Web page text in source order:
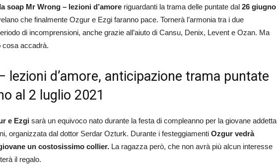
soap Mr Wrong – lezioni d’amore riguardanti la trama delle puntate dal 26 giugno
che finalmente Ozgur e Ezgi faranno pace. Tornerà l’armonia tra i due
di incomprensioni, anche grazie all’aiuto di Cansu, Denix, Levent e Ozan. Ma
cosa accadrà.
lezioni d’amore, anticipazione trama puntate
al 2 luglio 2021
e Ezgi sarà un equivoco nato durante la festa di compleanno per la giovane addetta
organizzata dal dottor Serdar Ozturk. Durante i festeggiamenti Ozgur vedrà
un costosissimo collier. La ragazza però, che non avrà più alcun interesse
il regalo.